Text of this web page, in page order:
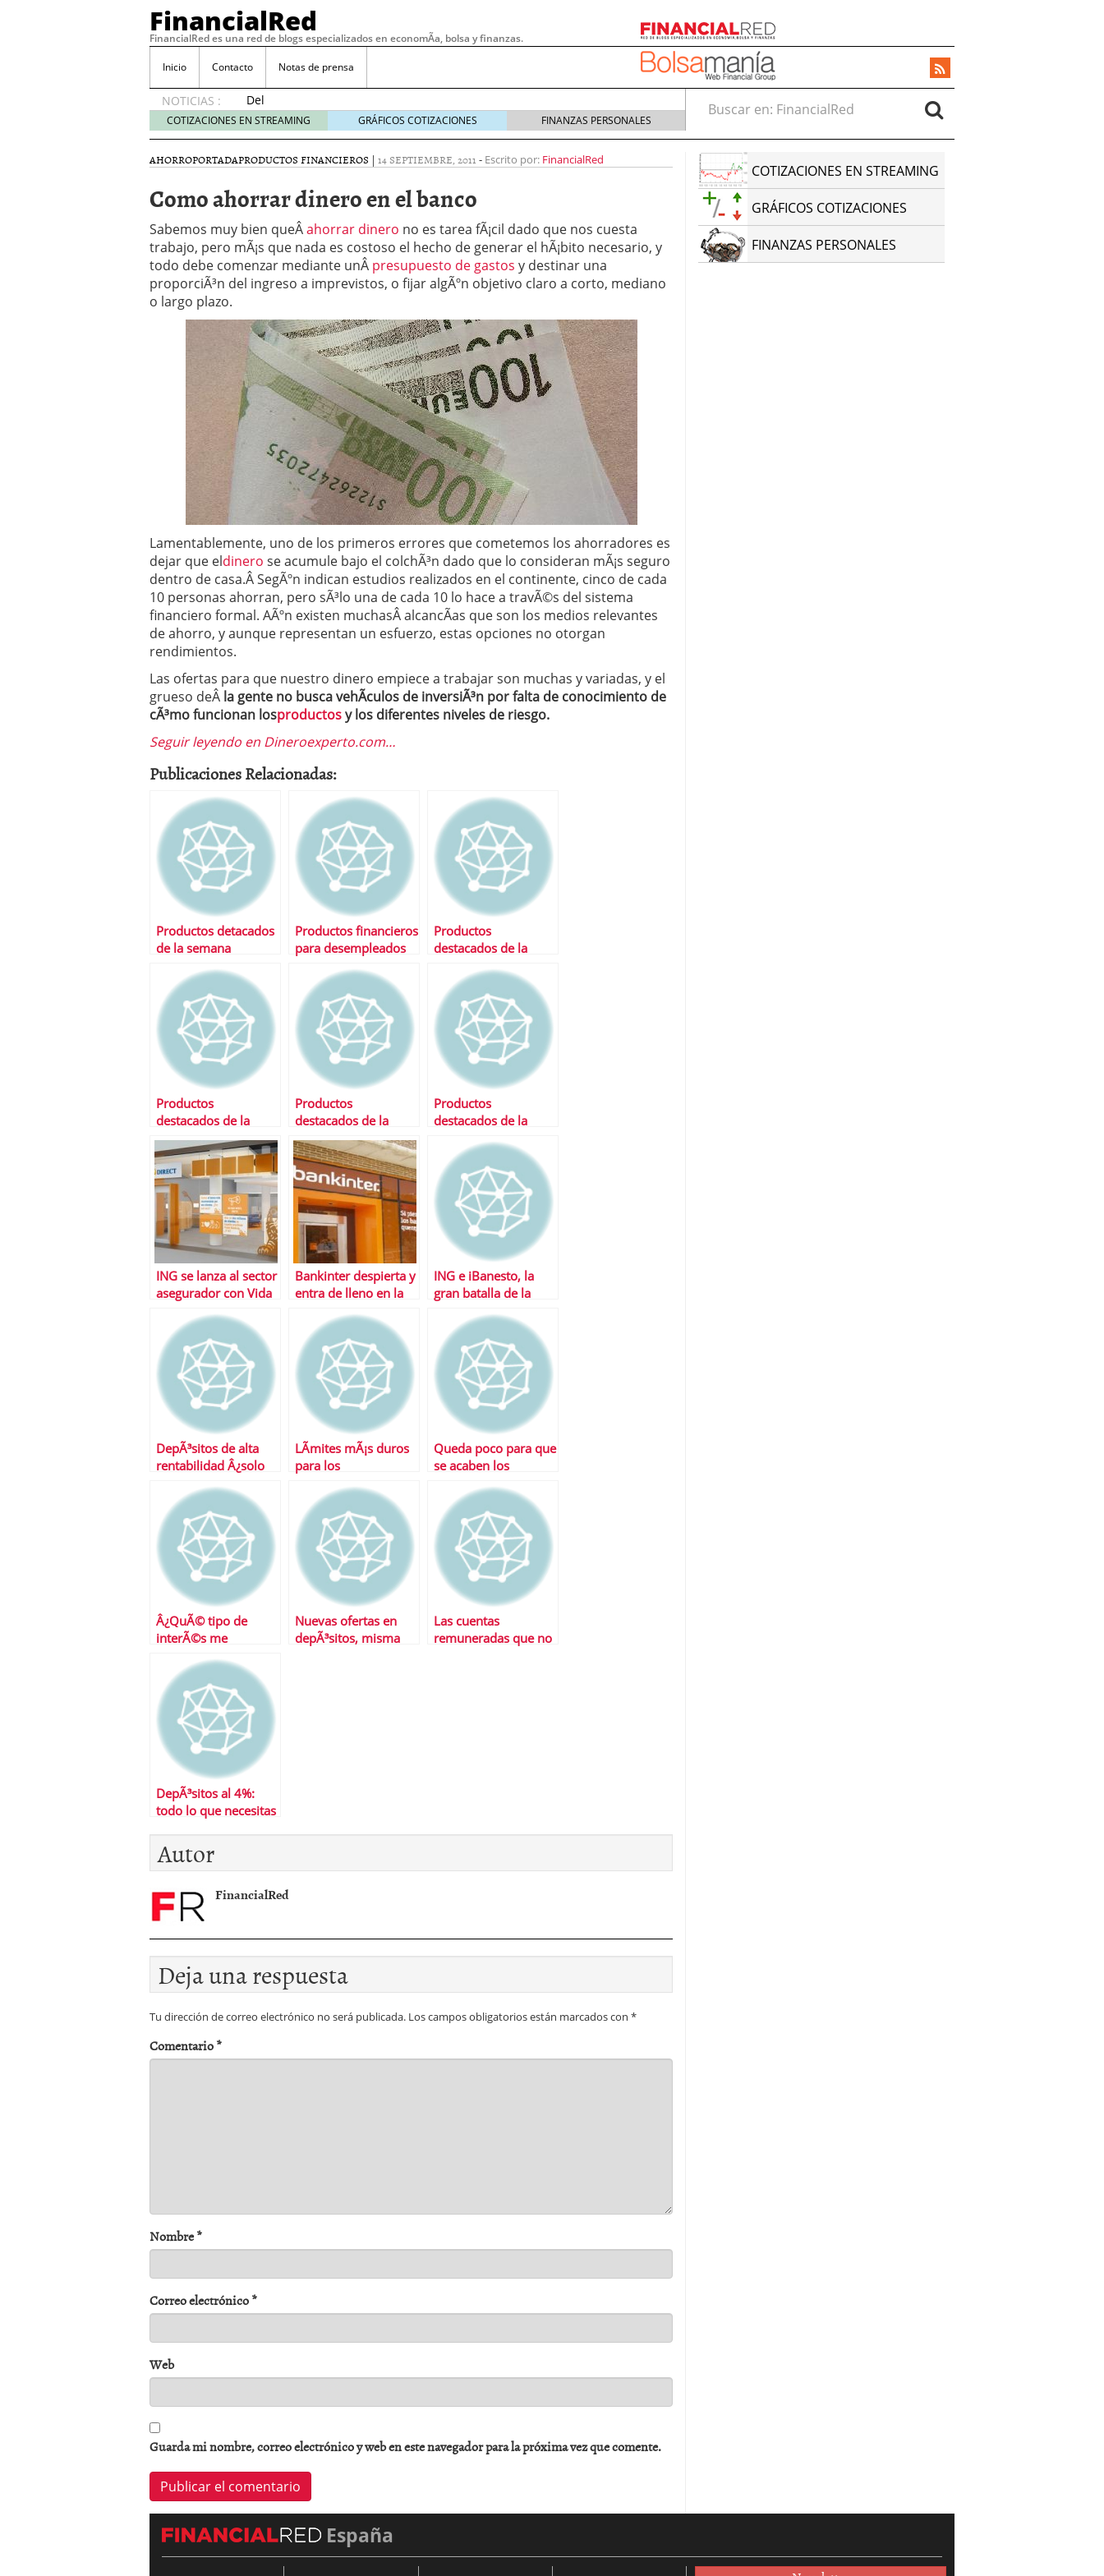
FinancialRed
FinancialRed es una red de blogs especializados en economÃ­a, bolsa y finanzas.
Inicio Contacto Notas de prensa
NOTICIAS :
Del
depósito
a la
cómo
cambiando
gestión
del
ahorro
en
España
Seguros de convenio en pymes: la obligación que muchas empresas
descubren cuando ya es demasiado tarde 20/07/2026
ReseÃ±a de SIFX: Lo Que Deben Saber los Traders Mexicanos Antes de
Operar 29/06/2026
Crear empresa online vs proceso tradicional: ventajas reales para pymes
29/05/2026
CÃ³mo afrontar una baja mÃ©dica cuando trabajas por cuenta propia
26/05/2026
COTIZACIONES EN STREAMING GRÁFICOS COTIZACIONES FINANZAS PERSONALES
Buscar en:
AHORROPORTADAPRODUCTOS FINANCIEROS | 14 SEPTIEMBRE, 2011 - Escrito por: FinancialRed
Como ahorrar dinero en el banco
Sabemos muy bien queÂahorrar dinero no es tarea fÃ¡cil dado que nos cuesta
trabajo, pero mÃ¡s que nada es costoso el hecho de generar el hÃ¡bito necesario, y
todo debe comenzar mediante unÂ presupuesto de gastos y destinar una
proporciÃ³n del ingreso a imprevistos, o fijar algÃºn objetivo claro a corto, mediano
o largo plazo.
Lamentablemente, uno de los primeros errores que cometemos los ahorradores es
dejar que eldinero se acumule bajo el colchÃ³n dado que lo consideran mÃ¡s seguro
dentro de casa.Â SegÃºn indican estudios realizados en el continente, cinco de cada
10 personas ahorran, pero sÃ³lo una de cada 10 lo hace a travÃ©s del sistema
financiero formal. AÃºn existen muchasÂ alcancÃ­as que son los medios relevantes
de ahorro, y aunque representan un esfuerzo, estas opciones no otorgan
rendimientos.
Las ofertas para que nuestro dinero empiece a trabajar son muchas y variadas, y el
grueso deÂ la gente no busca vehÃ­culos de inversiÃ³n por falta de conocimiento de
cÃ³mo funcionan losproductosy los diferentes niveles de riesgo.
Seguir leyendo en Dineroexperto.com…
Publicaciones Relacionadas:
Productos detacados
de la semana
Productos financieros
para desempleados
Productos
destacados de la
Productos
destacados de la
semana
Productos
destacados de la
semana
Productos
destacados de la
ING se lanza al sector
asegurador con Vida
Bankinter despierta y
entra de lleno en la
ING e iBanesto, la
gran batalla de la
DepÃ³sitos de alta
rentabilidad Â¿solo
FGD espaÃ±ol?
LÃ­mites mÃ¡s duros
para los
Queda poco para que
se acaben los
Â¿QuÃ© tipo de
interÃ©s me
contratar una cuenta
remunerada?
Nuevas ofertas en
depÃ³sitos, misma
Las cuentas
remuneradas que no
DepÃ³sitos al 4%:
todo lo que necesitas
Autor
FinancialRed
Deja una respuesta
Tu dirección de correo electrónico no será publicada. Los campos obligatorios están marcados con *
Comentario*
Nombre*
Correo electrónico*
Web
Guarda mi nombre, correo electrónico y web en este navegador para la próxima vez que comente.
COTIZACIONES EN STREAMING
GRÁFICOS COTIZACIONES
FINANZAS PERSONALES
España